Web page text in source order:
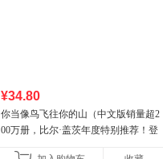
¥34.80
你当像鸟飞往你的山（中文版销量超2
00万册，比尔·盖茨年度特别推荐！登